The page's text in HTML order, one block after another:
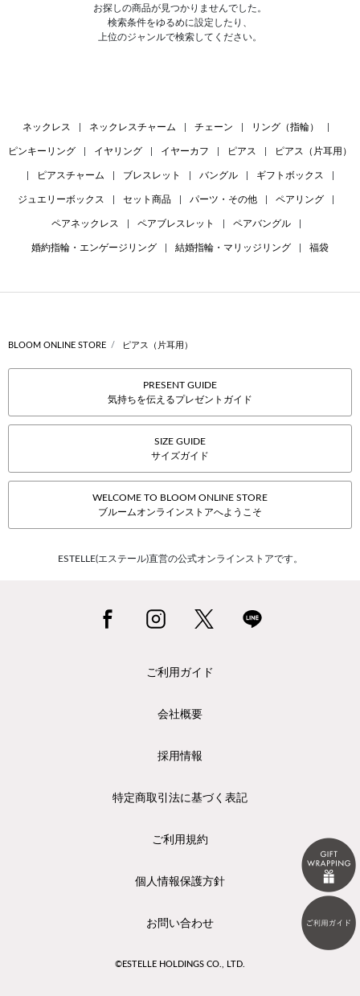
お探しの商品が見つかりませんでした。
検索条件をゆるめに設定したり、
上位のジャンルで検索してください。
ネックレス ネックレスチャーム チェーン リング（指輪）
ピンキーリング イヤリング イヤーカフ ピアス ピアス（片耳用）
ピアスチャーム ブレスレット バングル ギフトボックス
ジュエリーボックス セット商品 パーツ・その他 ペアリング
ペアネックレス ペアブレスレット ペアバングル
婚約指輪・エンゲージリング 結婚指輪・マリッジリング 福袋
BLOOM ONLINE STORE ピアス（片耳用）
PRESENT GUIDE
気持ちを伝えるプレゼントガイド
SIZE GUIDE
サイズガイド
WELCOME TO BLOOM ONLINE STORE
ブルームオンラインストアへようこそ
ESTELLE(エステール)直営の公式オンラインストアです。
ご利用ガイド
会社概要
採用情報
特定商取引法に基づく表記
ご利用規約
個人情報保護方針
お問い合わせ
©ESTELLE HOLDINGS CO., LTD.